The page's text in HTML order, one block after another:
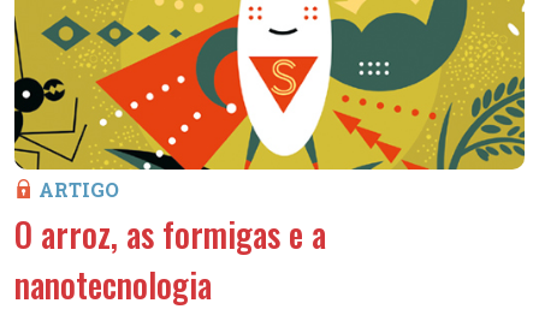
ARTIGO
O arroz, as formigas e a
nanotecnologia